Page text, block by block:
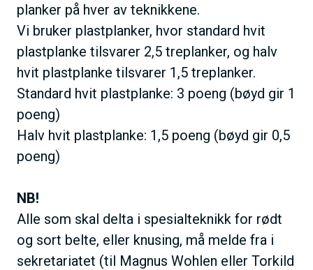
planker på hver av teknikkene.
Vi bruker plastplanker, hvor standard hvit
plastplanke tilsvarer 2,5 treplanker, og halv
hvit plastplanke tilsvarer 1,5 treplanker.
Standard hvit plastplanke: 3 poeng (bøyd gir 1
poeng)
Halv hvit plastplanke: 1,5 poeng (bøyd gir 0,5
poeng)
NB!
Alle som skal delta i spesialteknikk for rødt
og sort belte, eller knusing, må melde fra i
sekretariatet (til Magnus Wohlen eller Torkild